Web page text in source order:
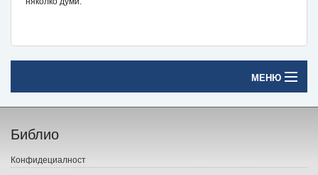
МЕНЮ
Начало
Печатни книги
Електронни книги
Библио
Конфидециалност